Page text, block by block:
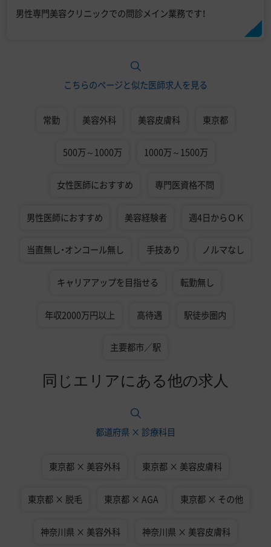
男性専門美容クリニックでの問診メイン業務です！
こちらのページと似た医師求人を見る
常勤 美容外科 美容皮膚科 東京都
500万～1000万 1000万～1500万
女性医師におすすめ 専門医資格不問
男性医師におすすめ 美容経験者 週4日からＯＫ
当直無し・オンコール無し 手技あり ノルマなし
キャリアアップを目指せる 転勤無し
年収2000万円以上 高待遇 駅徒歩圏内
主要都市／駅
同じエリアにある他の求人
都道府県 × 診療科目
東京都 × 美容外科 東京都 × 美容皮膚科
東京都 × 脱毛 東京都 × AGA 東京都 × その他
神奈川県 × 美容外科 神奈川県 × 美容皮膚科